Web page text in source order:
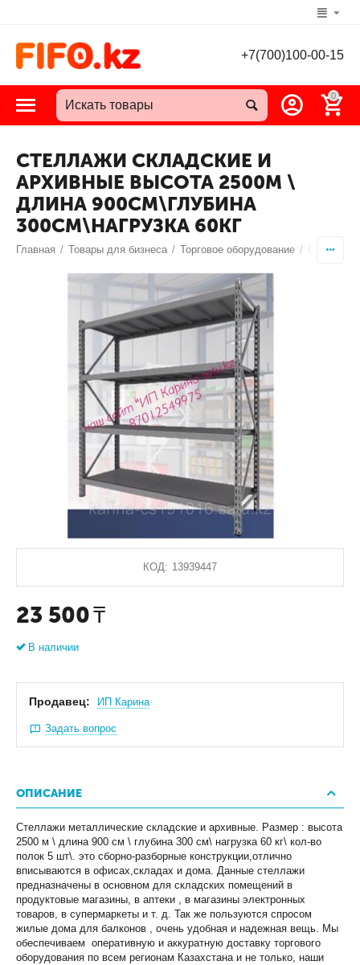
+7(700)100-00-15
0
СТЕЛЛАЖИ СКЛАДСКИЕ И
АРХИВНЫЕ ВЫСОТА 2500М \
ДЛИНА 900СМ\ГЛУБИНА
300СМ\НАГРУЗКА 60КГ
Главная / Товары для бизнеса / Торговое оборудование / Стеллажи
КОД: 13939447
23 500 ₸
В наличии
Продавец: ИП Карина
Задать вопрос
ОПИСАНИЕ
Стеллажи металлические складские и архивные. Размер : высота
2500 м \ длина 900 см \ глубина 300 см\ нагрузка 60 кг\ кол-во
полок 5 шт\. это сборно-разборные конструкции,отлично
вписываются в офисах,складах и дома. Данные стеллажи
предназначены в основном для складских помещений в
продуктовые магазины, в аптеки , в магазины электронных
товаров, в супермаркеты и т. д. Так же пользуются спросом
жилые дома для балконов , очень удобная и надежная вещь. Мы
обеспечиваем оперативную и аккуратную доставку торгового
оборудования по всем регионам Казахстана и не только, наши